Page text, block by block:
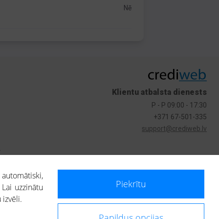
Nē
Klientu atbalsta dienests
P - P 09:00 - 17:30
+371 67-501-335
support@crediweb.lv
uzzinātu
izvēli.
Piekrītu